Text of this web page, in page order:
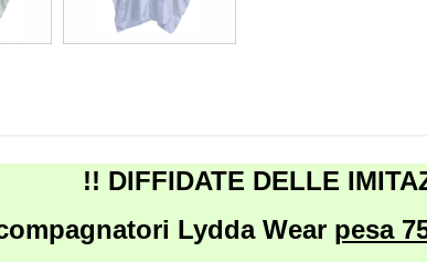
!! DIFFIDATE DELLE
Lydda Wear pesa